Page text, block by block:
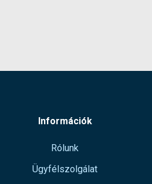
Információk
Rólunk
Ügyfélszolgálat